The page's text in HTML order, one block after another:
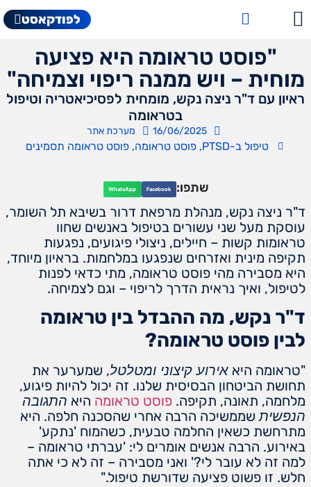
לפודקאסט
"פוסט טראומה היא פציעה
מוחית – ויש ממנה ריפוי וצמיחה"
ראיון עם ד"ר ניצה נקש, מומחית לפסיכיאטריה וטיפול
בטראומה
16/06/2025 מערכת אתר
טיפול ב-PTSD , פוסט טראומה, פוסט טראומה תסמינים
שתפו: Facebook
WhatsApp
ד"ר ניצה נקש, מנהלת מרפאת דרור בשיבא תל השומר,
עוסקת מעל שני עשורים בטיפול באנשים שחוו
טראומות קשות – חיילים, ניצולי פיגועים, נפגעות
תקיפה מינית ואזרחים שנפגעו במלחמות. בראיון מיוחד,
היא מסבירה מהי פוסט טראומה, מתי כדאי לפנות
לטיפול, ואיך נראית הדרך לריפוי – וגם לצמיחה.
ד"ר נקש, מה ההבדל בין טראומה
לבין פוסט טראומה?
"טראומה היא אירוע קיצוני ומטלטל, שמערער את
תחושת הביטחון הבסיסית שלנו. זה יכול להיות פיגוע,
מלחמה, תאונה, תקיפה. פוסט טראומה היא התגובה
הנפשיתשממשיכה הרבה אחרי שהסכנה חלפה. היא
מתרחשת כשאין החלמה טבעית, כשהמוח 'נתקע'
באירוע. הרבה אנשים אומרים לי: 'עברתי טראומה –
למה זה לא עובר לי?' ואני מסבירה – זה לא כי אתה
חלש. זו פשוט פציעה שדורשת טיפול."